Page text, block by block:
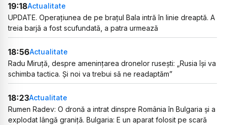
19:18Actualitate
UPDATE. Operațiunea de pe brațul Bala intră în linie dreaptă. A
treia barjă a fost scufundată, a patra urmează
18:56Actualitate
Radu Miruță, despre amenințarea dronelor rusești: „Rusia își va
schimba tactica. Și noi va trebui să ne readaptăm”
18:23Actualitate
Rumen Radev: O dronă a intrat dinspre România în Bulgaria și a
explodat lângă graniță. Bulgaria: E un aparat folosit pe scară